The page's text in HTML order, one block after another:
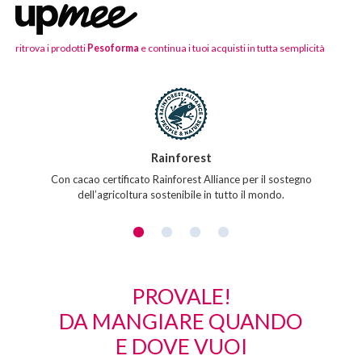
ritrova i prodotti Pesoforma e continua i tuoi acquisti in tutta semplicità
Caratteristiche
Rainforest
Con cacao certificato Rainforest Alliance per il sostegno
dell’agricoltura sostenibile in tutto il mondo.
PROVALE!
DA MANGIARE QUANDO
E DOVE VUOI